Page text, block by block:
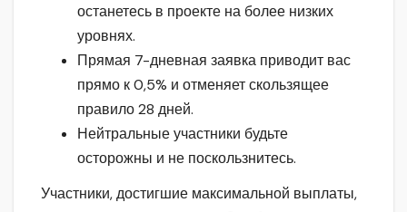
останетесь в проекте на более низких
уровнях.
Прямая 7-дневная заявка приводит вас
прямо к 0,5% и отменяет скользящее
правило 28 дней.
Нейтральные участники будьте
осторожны и не поскользнитесь.
Участники, достигшие максимальной выплаты,